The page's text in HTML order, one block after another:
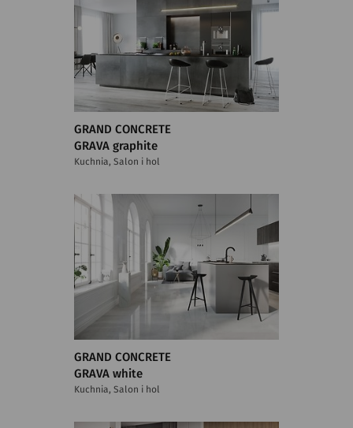
GRAND CONCRETE
GRAVA graphite
Kuchnia, Salon i hol
GRAND CONCRETE
GRAVA white
Kuchnia, Salon i hol